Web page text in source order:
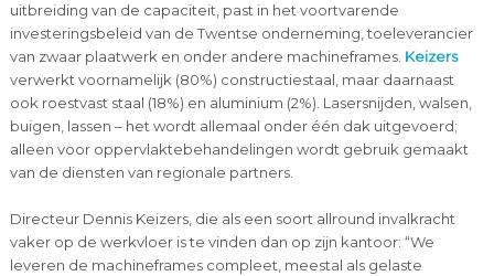
uitbreiding van de capaciteit, past in het voortvarende
investeringsbeleid van de Twentse onderneming, toeleverancier
van zwaar plaatwerk en onder andere machineframes. Keizers
verwerkt voornamelijk (80%) constructiestaal, maar daarnaast
ook roestvast staal (18%) en aluminium (2%). Lasersnijden, walsen,
buigen, lassen – het wordt allemaal onder één dak uitgevoerd;
alleen voor oppervlaktebehandelingen wordt gebruik gemaakt
van de diensten van regionale partners.
Directeur Dennis Keizers, die als een soort allround invalkracht
vaker op de werkvloer is te vinden dan op zijn kantoor: “We
leveren de machineframes compleet, meestal als gelaste